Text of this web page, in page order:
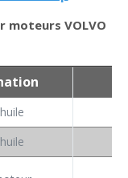
moteurs VOLVO